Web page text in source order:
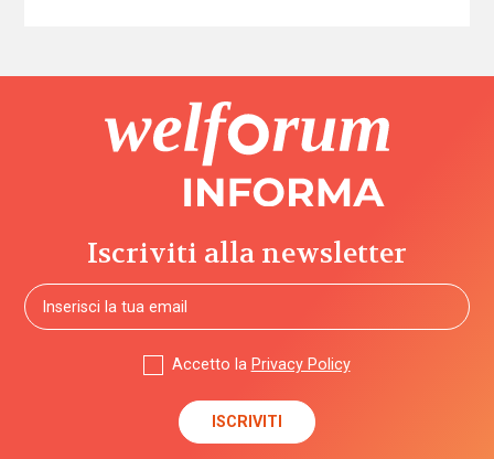
Iscriviti alla newsletter
Accetto la Privacy Policy